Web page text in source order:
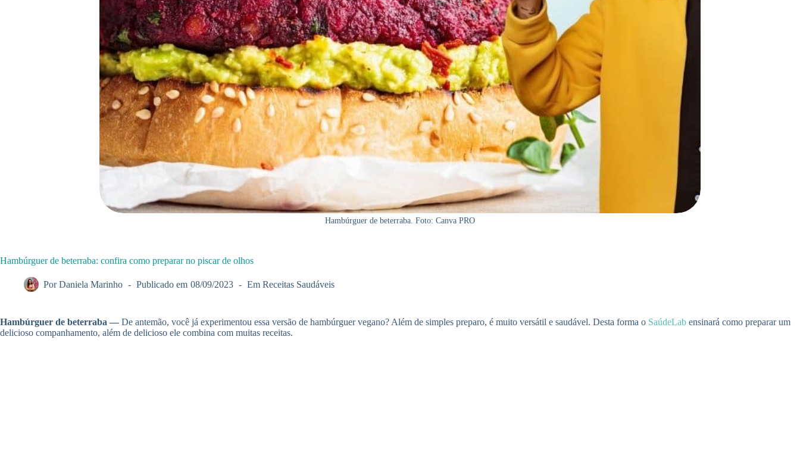
Hambúrguer de beterraba. Foto: Canva PRO
Hambúrguer de beterraba: confira como preparar no piscar de olhos
Por Daniela Marinho Publicado em 08/09/2023 Em Receitas Saudáveis
Hambúrguer de beterraba — De antemão, você já experimentou essa versão de hambúrguer vegano? Além de simples preparo, é muito versátil e saudável. Desta forma o SaúdeLab ensinará como preparar um
delicioso companhamento, além de delicioso ele combina com muitas receitas.